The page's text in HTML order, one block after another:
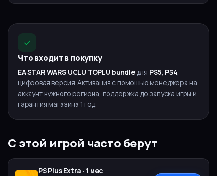
Что входит в покупку
EA STAR WARS UCLU TOPLU bundleдля PS5, PS4,
цифровая версия. Активация с помощью менеджера на
аккаунт нужного региона, поддержка до запуска игры и
гарантия магазина 1 год.
С этой игрой часто берут
PS Plus Extra · 1 мес